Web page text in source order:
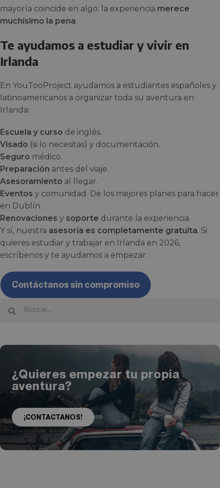
mayoría coincide en algo: la experiencia merece
muchísimo la pena.
Te ayudamos a estudiar y vivir en
Irlanda
En YouTooProject ayudamos a estudiantes españoles y
latinoamericanos a organizar toda su aventura en
Irlanda:
Escuela y curso de inglés.
Visado (si lo necesitas) y documentación.
Seguro médico.
Preparación antes del viaje.
Asesoramiento al llegar.
Eventos y comunidad. De los mejores planes para hacer
en Dublín.
Renovaciones y soporte durante la experiencia.
Y sí, nuestra asesoría es completamente gratuita. Si
quieres estudiar y trabajar en Irlanda en 2026,
escríbenos y te ayudamos a empezar.
Contáctanos sin compromiso
¿Quieres empezar tu propia
aventura?
¡CONTACTANOS!